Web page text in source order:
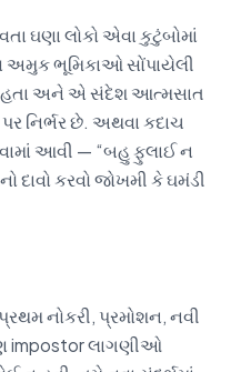
ઘણા લોકો એવા કુટુંબોમાં
અમુક ભૂમિકાઓ સોંપાયેલી
હતા અને એ સંદેશ આત્મસાત
પર નિર્ભર છે. અથવા કદાચ
આવી — “બહુ ફુલાઈ ન
કરવો જોખમી કે ઘમંડી
નોકરી, પ્રમોશન, નવી
impostor લાગણીઓ